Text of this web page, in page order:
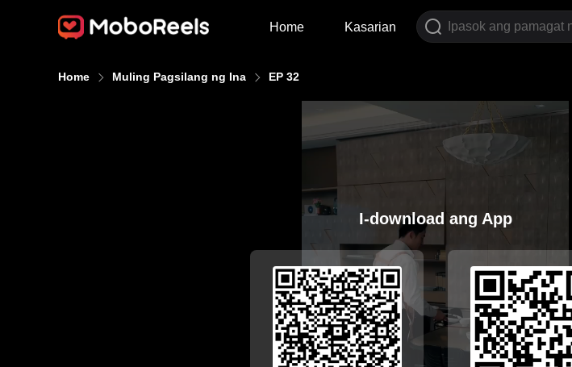
Home Kasarian
Home Muling Pagsilang ng Ina EP 32
I-download ang App